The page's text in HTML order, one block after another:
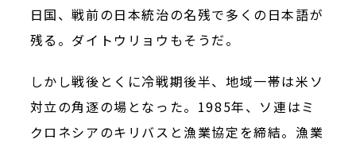
日国、戦前の日本統治の名残で多くの日本語が
残る。ダイトウリョウもそうだ。
しかし戦後とくに冷戦期後半、地域一帯は米ソ
対立の角逐の場となった。 1985年、ソ連はミ
クロネシアのキリバスと漁業協定を締結。漁業